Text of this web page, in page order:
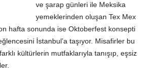
ve şarap günleri ile Meksika
yemeklerinden oluşan Tex Mex
hafta sonunda ise Oktoberfest konsepti
İstanbul’a taşıyor. Misafirler bu
kültürlerin mutfaklarıyla tanışıp, eşsiz